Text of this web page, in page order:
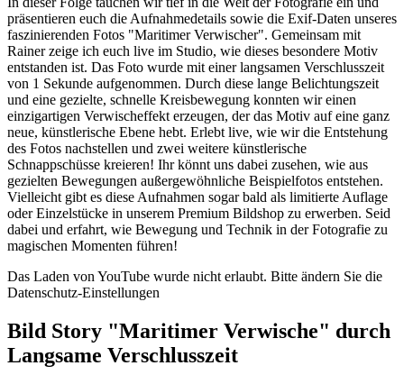
präsentieren euch die Aufnahmedetails sowie die Exif-Daten unseres
faszinierenden Fotos "Maritimer Verwischer". Gemeinsam mit
Rainer zeige ich euch live im Studio, wie dieses besondere Motiv
entstanden ist. Das Foto wurde mit einer langsamen Verschlusszeit
von 1 Sekunde aufgenommen. Durch diese lange Belichtungszeit
und eine gezielte, schnelle Kreisbewegung konnten wir einen
einzigartigen Verwischeffekt erzeugen, der das Motiv auf eine ganz
neue, künstlerische Ebene hebt. Erlebt live, wie wir die Entstehung
des Fotos nachstellen und zwei weitere künstlerische
Schnappschüsse kreieren! Ihr könnt uns dabei zusehen, wie aus
gezielten Bewegungen außergewöhnliche Beispielfotos entstehen.
Vielleicht gibt es diese Aufnahmen sogar bald als limitierte Auflage
oder Einzelstücke in unserem Premium Bildshop zu erwerben. Seid
dabei und erfahrt, wie Bewegung und Technik in der Fotografie zu
magischen Momenten führen!
Das Laden von YouTube wurde nicht erlaubt. Bitte ändern Sie die
Datenschutz-Einstellungen
Bild Story "Maritimer Verwische" durch
Langsame Verschlusszeit